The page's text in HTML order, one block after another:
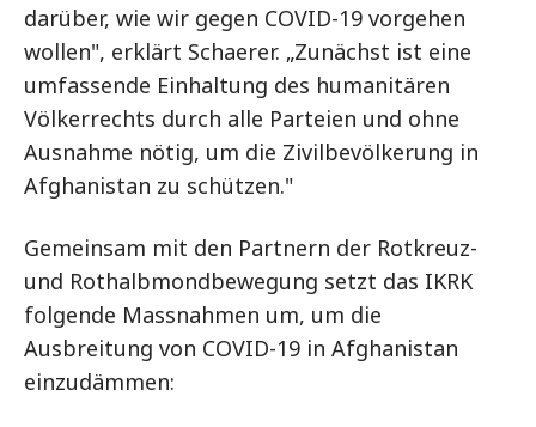
darüber, wie wir gegen COVID-19 vorgehen
wollen", erklärt Schaerer. „Zunächst ist eine
umfassende Einhaltung des humanitären
Völkerrechts durch alle Parteien und ohne
Ausnahme nötig, um die Zivilbevölkerung in
Afghanistan zu schützen."
Gemeinsam mit den Partnern der Rotkreuz-
und Rothalbmondbewegung setzt das IKRK
folgende Massnahmen um, um die
Ausbreitung von COVID-19 in Afghanistan
einzudämmen: